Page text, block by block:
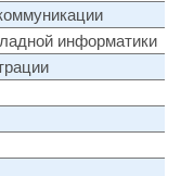
информатики